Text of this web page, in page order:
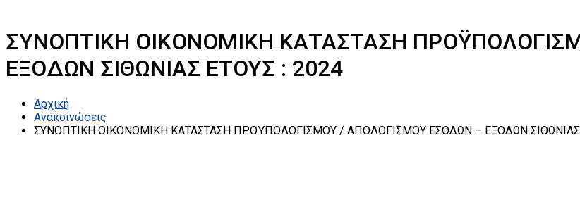
ΣΥΝΟΠΤΙΚΗ ΟΙΚΟΝΟΜΙΚΗ ΚΑΤΑΣΤΑΣΗ
ΕΞΟΔΩΝ ΣΙΘΩΝΙΑΣ ΕΤΟΥΣ : 2024
Αρχική
Ανακοινώσεις
ΣΥΝΟΠΤΙΚΗ ΟΙΚΟΝΟΜΙΚΗ ΚΑΤΑΣΤΑΣΗ ΠΡΟΫΠΟΛΟΓΙΣΜΟΥ / ΑΠΟΛΟΓΙΣΜΟΥ ΕΣΟΔΩΝ – ΕΞΟΔΩΝ ΣΙΘΩΝΙΑΣ